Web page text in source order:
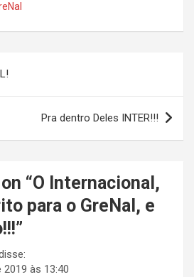
Pra dentro Deles INTER!!!
“O Internacional,
para o GreNal, e
”
2019 às 13:40